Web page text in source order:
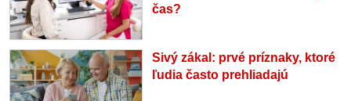
čas?
Sivý zákal: prvé príznaky, ktoré
ľudia často prehliadajú